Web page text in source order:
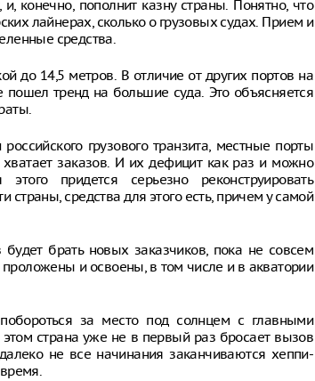
конечно, пополнит казну страны. Понятно, что
лайнерах, сколько о грузовых судах. Прием и
средства.
до 14,5 метров. В отличие от других портов на
пошел тренд на большие суда. Это объясняется
грузового транзита, местные порты
заказов. И их дефицит как раз и можно
придется серьезно реконструировать
страны, средства для этого есть, причем у самой
брать новых заказчиков, пока не совсем
и освоены, в том числе и в акватории
за место под солнцем с главными
страна уже не в первый раз бросает вызов
не все начинания заканчиваются хеппи-